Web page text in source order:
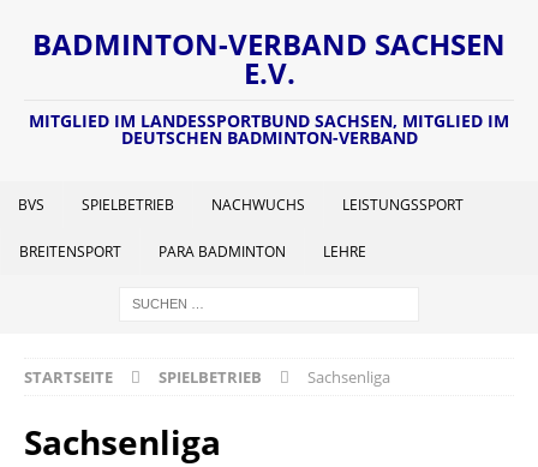
BADMINTON-VERBAND SACHSEN
E.V.
MITGLIED IM LANDESSPORTBUND SACHSEN, MITGLIED IM
DEUTSCHEN BADMINTON-VERBAND
BVS SPIELBETRIEB NACHWUCHS LEISTUNGSSPORT
BREITENSPORT PARA BADMINTON LEHRE
STARTSEITE SPIELBETRIEB Sachsenliga
Sachsenliga